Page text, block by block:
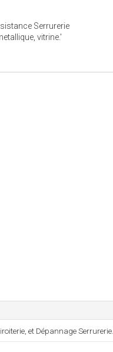
Serrurerie
vitrine.'
et Dépannage Serrurerie.